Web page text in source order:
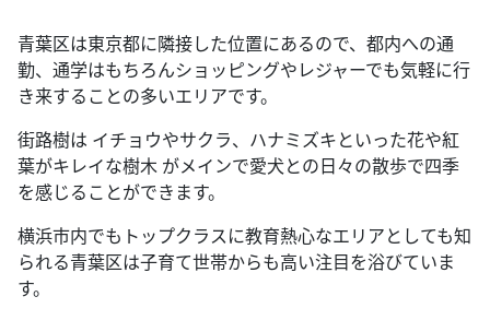
青葉区は東京都に隣接した位置にあるので、都内への通
勤、通学はもちろんショッピングやレジャーでも気軽に行
き来することの多いエリアです。
街路樹は イチョウやサクラ、ハナミズキといった花や紅
葉がキレイな樹木 がメインで愛犬との日々の散歩で四季
を感じることができます。
横浜市内でもトップクラスに教育熱心なエリアとしても知
られる青葉区は子育て世帯からも高い注目を浴びていま
す。